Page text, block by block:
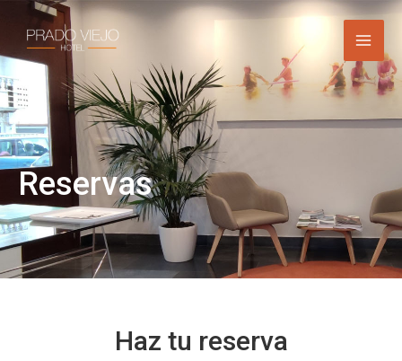
contenido
Reservas
Haz tu reserva